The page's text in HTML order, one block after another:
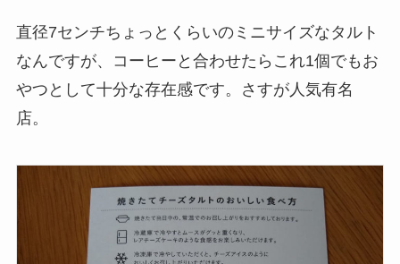
直径7センチちょっとくらいのミニサイズなタルト
なんですが、コーヒーと合わせたらこれ1個でもお
やつとして十分な存在感です。さすが人気有名
店。